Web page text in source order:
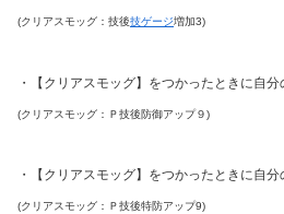
(クリアスモッグ：技後技ゲージ増加3)
・【クリアスモッグ】をつかったときに自分
(クリアスモッグ：Ｐ技後防御アップ９)
・【クリアスモッグ】をつかったときに自分
(クリアスモッグ：Ｐ技後特防アップ9)